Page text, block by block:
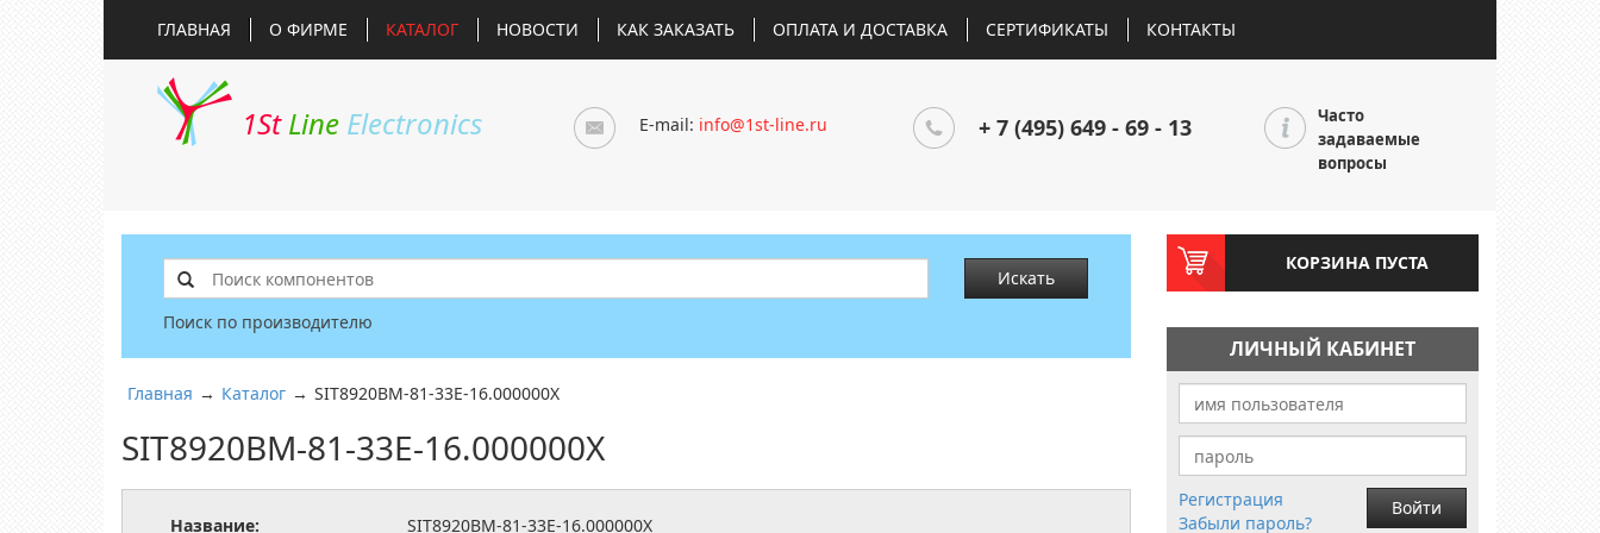
ГЛАВНАЯ О ФИРМЕ КАТАЛОГ НОВОСТИ КАК ЗАКАЗАТЬ ОПЛАТА И ДОСТАВКА СЕРТИФИКАТЫ КОНТАКТЫ
1St Line Electronics E-mail: info@1st-line.ru + 7 (495) 649 - 69 - 13
Часто
задаваемые
вопросы
Искать
Поиск по производителю
Главная → Каталог → SIT8920BM-81-33E-16.000000X
SIT8920BM-81-33E-16.000000X
Название: SIT8920BM-81-33E-16.000000X
КОРЗИНА ПУСТА
ЛИЧНЫЙ КАБИНЕТ
Регистрация
Забыли пароль?
Войти